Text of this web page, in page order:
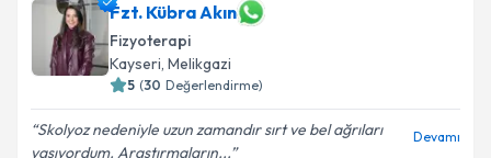
Fzt. Kübra Akın
Fizyoterapi
Kayseri, Melikgazi
5 (30 Değerlendirme)
Skolyoz nedeniyle uzun zamandır sırt ve bel ağrıları
yaşıyordum. Araştırmaların...
Devamı